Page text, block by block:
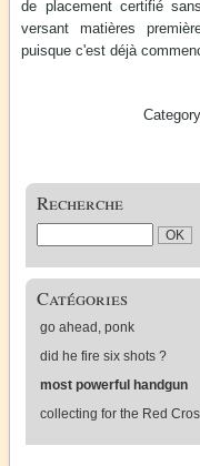
de placement certifié
versant matières
puisque c'est déjà
Recherche
Catégories
go ahead, ponk
did he fire six shots ?
most powerful handgun
collecting for the Red